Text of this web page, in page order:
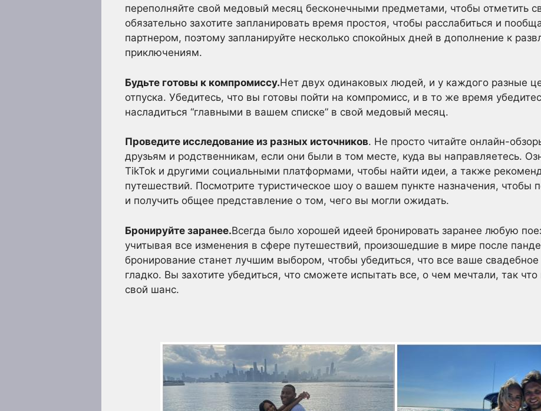
переполняйте свой медовый месяц бесконечными предметами, чтобы отметить
обязательно захотите запланировать время простоя, чтобы расслабиться и
партнером, поэтому запланируйте несколько спокойных дней в дополнение к
приключениям.
Будьте готовы к компромиссу.Нет двух одинаковых людей, и у каждого разные
отпуска. Убедитесь, что вы готовы пойти на компромисс, и в то же время
насладиться “главными в вашем списке” в свой медовый месяц.
Проведите исследование из разных источников. Не просто читайте онлайн-
друзьям и родственникам, если они были в том месте, куда вы направляетесь.
TikTok и другими социальными платформами, чтобы найти идеи, а также
путешествий. Посмотрите туристическое шоу о вашем пункте назначения, чтобы
и получить общее представление о том, чего вы могли ожидать.
Бронируйте заранее.Всегда было хорошей идеей бронировать заранее любую
учитывая все изменения в сфере путешествий, произошедшие в мире после
бронирование станет лучшим выбором, чтобы убедиться, что все ваше
гладко. Вы захотите убедиться, что сможете испытать все, о чем мечтали, так
свой шанс.